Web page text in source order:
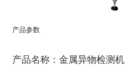
产品参数
产品名称：金属异物检测机